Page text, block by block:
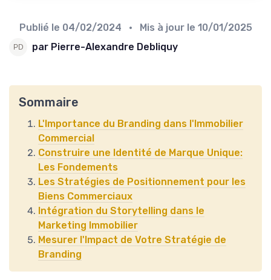
Publié le 04/02/2024 • Mis à jour le 10/01/2025
par Pierre-Alexandre Debliquy
Sommaire
L'Importance du Branding dans l'Immobilier
Commercial
Construire une Identité de Marque Unique:
Les Fondements
Les Stratégies de Positionnement pour les
Biens Commerciaux
Intégration du Storytelling dans le
Marketing Immobilier
Mesurer l'Impact de Votre Stratégie de
Branding